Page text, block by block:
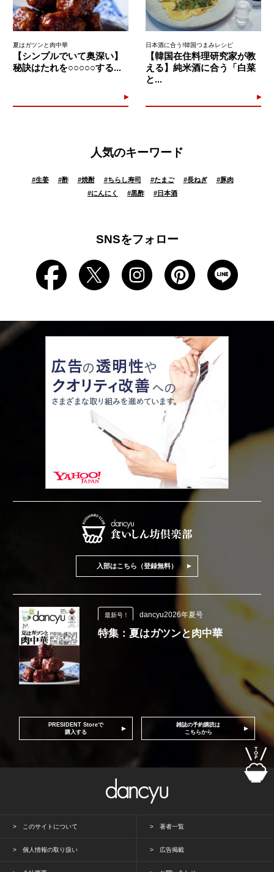
夏はガツンと肉中華
【シンプルでいて奥深い】
秘訣はたれを○○○○○する...
日本酒に合う!韓国つまみレシピ
【韓国在住料理研究家が教
える】純米酒に合う「白菜
と...
人気のキーワード
#生姜 #酢 #焼酎 #ちらし寿司 #たまご #長ねぎ #豚肉
#にんにく #黒酢 # 日本酒
SNSをフォロー
入部はこちら（登録無料）
最新号！ dancyu2026年夏号
特集：夏はガツンと肉中華
PRESIDENT Storeで
購入する
雑誌の予約購読は
こちらから
このサイトについて 著者一覧
個人情報の取り扱い 広告掲載